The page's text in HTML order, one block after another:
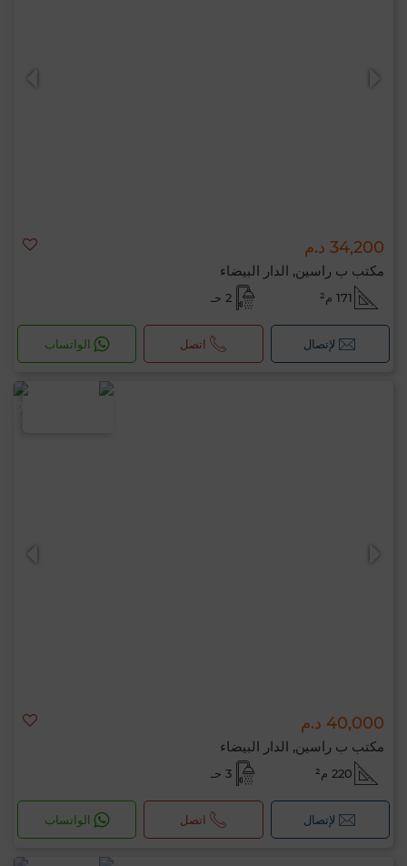
34,200 د.م
مكتب ب راسين, الدار البيضاء
171 م² 2 حـ
لإتصال اتصل الواتساب
40,000 د.م
مكتب ب راسين, الدار البيضاء
220 م² 3 حـ
لإتصال اتصل الواتساب